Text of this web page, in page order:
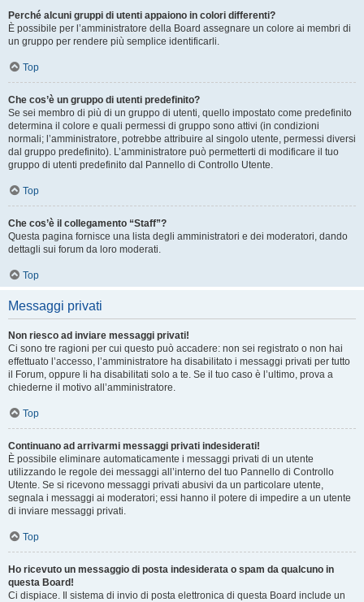
Perché alcuni gruppi di utenti appaiono in colori differenti?
È possibile per l’amministratore della Board assegnare un colore ai membri di
un gruppo per rendere più semplice identificarli.
Top
Che cos’è un gruppo di utenti predefinito?
Se sei membro di più di un gruppo di utenti, quello impostato come predefinito
determina il colore e quali permessi di gruppo sono attivi (in condizioni
normali; l’amministratore, potrebbe attribuire al singolo utente, permessi diversi
dal gruppo predefinito). L’amministratore può permetterti di modificare il tuo
gruppo di utenti predefinito dal Pannello di Controllo Utente.
Top
Che cos’è il collegamento “Staff”?
Questa pagina fornisce una lista degli amministratori e dei moderatori, dando
dettagli sui forum da loro moderati.
Top
Messaggi privati
Non riesco ad inviare messaggi privati!
Ci sono tre ragioni per cui questo può accadere: non sei registrato o non hai
effettuato l’accesso, l’amministratore ha disabilitato i messaggi privati per tutto
il Forum, oppure li ha disabilitati solo a te. Se il tuo caso è l’ultimo, prova a
chiederne il motivo all’amministratore.
Top
Continuano ad arrivarmi messaggi privati indesiderati!
È possibile eliminare automaticamente i messaggi privati ​​di un utente
utilizzando le regole dei messaggi all’interno del tuo Pannello di Controllo
Utente. Se si ricevono messaggi privati ​​abusivi da un particolare utente,
segnala i messaggi ai moderatori; essi hanno il potere di impedire a un utente
di inviare messaggi privati​​.
Top
Ho ricevuto un messaggio di posta indesiderata o spam da qualcuno in
questa Board!
Ci dispiace. Il sistema di invio di posta elettronica di questa Board include un